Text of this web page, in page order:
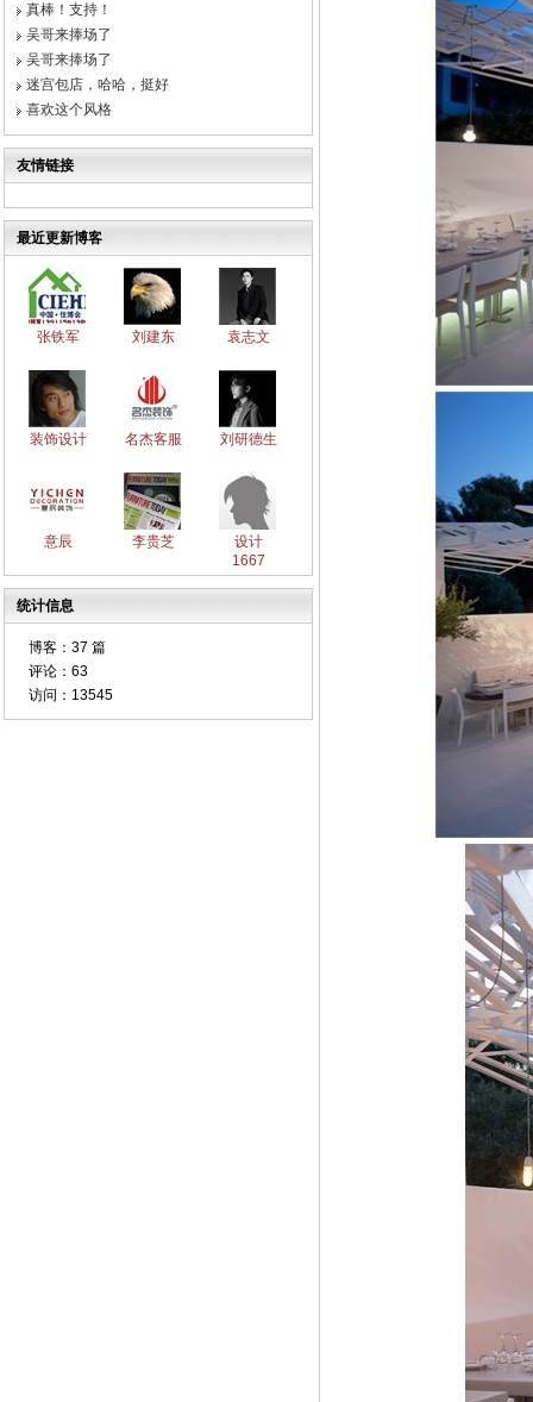
真棒！支持！
吴哥来捧场了
吴哥来捧场了
迷宫包店，哈哈，挺好
喜欢这个风格
友情链接
最近更新博客
张铁军 刘建东 袁志文
装饰设计 名杰客服 刘研德生
意辰 李贵芝
设计
1667
统计信息
博客： 37 篇
评论： 63
访问： 13545